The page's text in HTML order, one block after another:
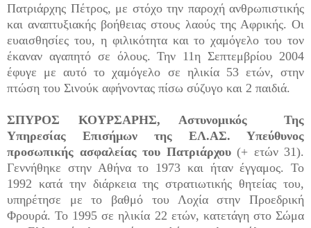
Πατριάρχης Πέτρος, με στόχο την παροχή ανθρωπιστικής
και αναπτυξιακής βοήθειας στους λαούς της Αφρικής. Οι
ευαισθησίες του, η φιλικότητα και το χαμόγελο του τον
έκαναν αγαπητό σε όλους. Την 11η Σεπτεμβρίου 2004
έφυγε με αυτό το χαμόγελο σε ηλικία 53 ετών, στην
πτώση του Σινούκ αφήνοντας πίσω σύζυγο και 2 παιδιά.
ΣΠΥΡΟΣ ΚΟΥΡΣΑΡΗΣ, Αστυνομικός Της
Υπηρεσίας Επισήμων της ΕΛ.ΑΣ. Υπεύθυνος
προσωπικής ασφαλείας του Πατριάρχου(+ ετών 31).
Γεννήθηκε στην Αθήνα το 1973 και ήταν έγγαμος. Το
1992 κατά την διάρκεια της στρατιωτικής θητείας του,
υπηρέτησε με το βαθμό του Λοχία στην Προεδρική
Φρουρά. Το 1995 σε ηλικία 22 ετών, κατετάγη στο Σώμα